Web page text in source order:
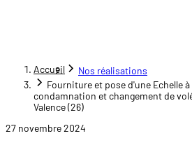
Accueil
Nos réalisations
Fourniture et pose d'une Echelle
condamnation et changement de
Valence (26)
27 novembre 2024